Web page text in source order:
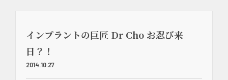
インプラントの巨匠 Dr Cho お忍び来
日？！
2014.10.27